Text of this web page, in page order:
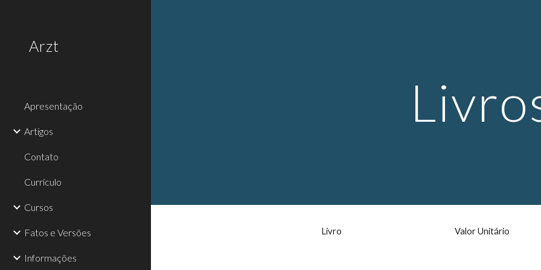
Arzt
Apresentação
Artigos
Contato
Currículo
Cursos
Fatos e Versões
Informações
Livro Valor Unitário